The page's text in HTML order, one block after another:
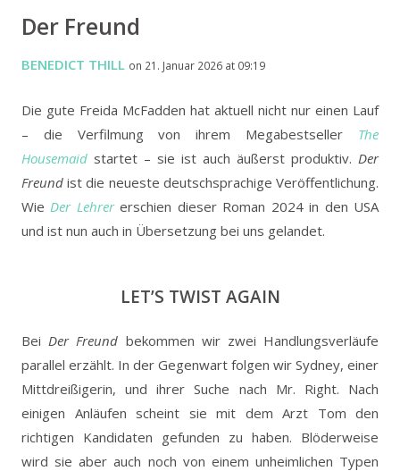
Der Freund
BENEDICT THILL on 21. Januar 2026 at 09:19
Die gute Freida McFadden hat aktuell nicht nur einen Lauf
– die Verfilmung von ihrem Megabestseller The
Housemaid startet – sie ist auch äußerst produktiv. Der
Freund ist die neueste deutschsprachige Veröffentlichung.
Wie Der Lehrererschien dieser Roman 2024 in den USA
und ist nun auch in Übersetzung bei uns gelandet.
LET’S TWIST AGAIN
Bei Der Freund bekommen wir zwei Handlungsverläufe
parallel erzählt. In der Gegenwart folgen wir Sydney, einer
Mittdreißigerin, und ihrer Suche nach Mr. Right. Nach
einigen Anläufen scheint sie mit dem Arzt Tom den
richtigen Kandidaten gefunden zu haben. Blöderweise
wird sie aber auch noch von einem unheimlichen Typen